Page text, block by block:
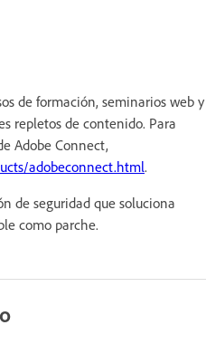
de formación, seminarios web y
repletos de contenido. Para
Adobe Connect,
adobeconnect.html.
de seguridad que soluciona
como parche.